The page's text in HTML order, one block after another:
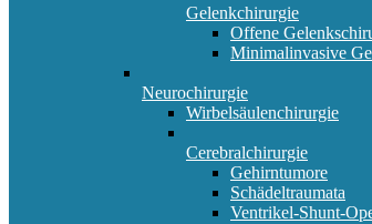
Gelenkchirurgie
Offene
Minimalinvasive
Neurochirurgie
Wirbelsäulenchirurgie
Cerebralchirurgie
Gehirntumore
Schädeltraumata
Ventrikel-Shunt-